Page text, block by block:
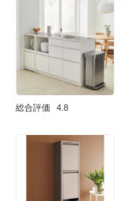
総合評価 4.8